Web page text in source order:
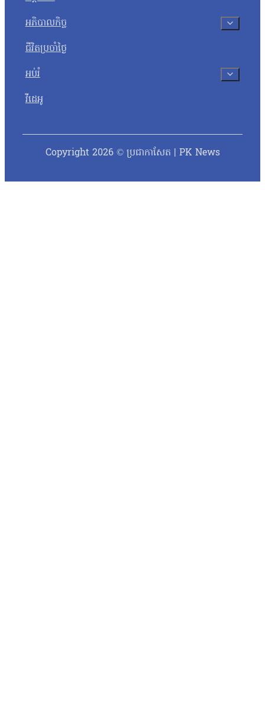
អភិបាលកិច្ច
ជីវិតប្រចាំថ្ងៃ
អប់រំ
វីដេអូ
Copyright 2026 © ប្រជាកាសែត | PK News